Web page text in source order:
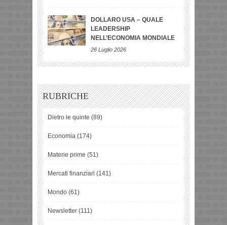
DOLLARO USA – QUALE
LEADERSHIP
NELL’ECONOMIA MONDIALE
26 Luglio 2026
RUBRICHE
Dietro le quinte (89)
Economia (174)
Materie prime (51)
Mercati finanziari (141)
Mondo (61)
Newsletter (111)